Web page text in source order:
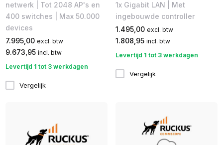
netwerk | Tot 2048 AP's en
400 switches | Max 50.000
devices
7.995,00 excl. btw
9.673,95 incl. btw
Levertijd 1 tot 3 werkdagen
Vergelijk
1x Gigabit LAN | Met
ingebouwde controller
1.495,00 excl. btw
1.808,95 incl. btw
Levertijd 1 tot 3 werkdagen
Vergelijk